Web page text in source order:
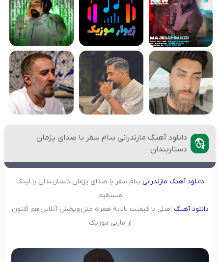
دانلود آهنگ مازندرانی بنام سفر با صدای پژمان
دستاربندان
دانلودآهنگ مازندرانی بنام سفر با صدای پژمان دستاربندان با لینک
مستقیم
دانلودآهنگ اصلی با کیفیت بالا به همراه متن و پخش آنلاین هم اکنون
از مازنی موزیک